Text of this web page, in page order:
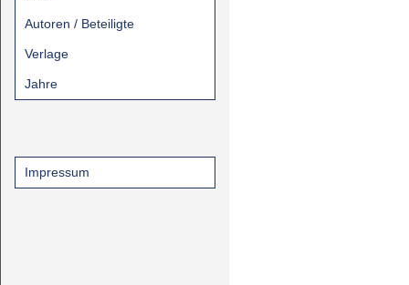
Autoren / Beteiligte
Verlage
Jahre
Impressum